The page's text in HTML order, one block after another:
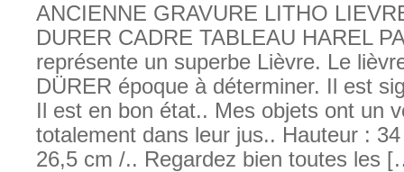
ANCIENNE GRAVURE LITHO
DURER CADRE TABLEAU HAREL
représente un superbe Lièvre. Le
DÜRER époque à déterminer. Il est
Il est en bon état.. Mes objets ont un
totalement dans leur jus.. Hauteur :
26,5 cm /.. Regardez bien toutes les